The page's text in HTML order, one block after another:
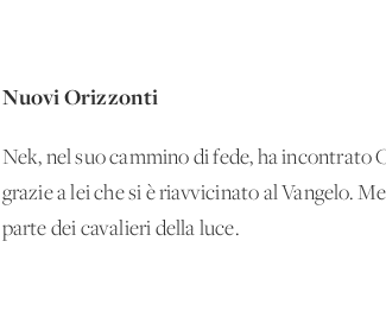
Nuovi Orizzonti
Nek, nel suo cammino di fede, ha
grazie a lei che si è riavvicinato al Vangelo.
parte dei cavalieri della luce.